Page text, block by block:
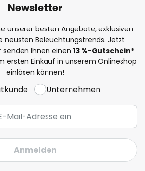
Newsletter
unserer besten Angebote, exklusiven
neusten Beleuchtungstrends. Jetzt
senden Ihnen einen 13 %-Gutschein*
ersten Einkauf in unserem Onlineshop
einlösen können!
Unternehmen
Anmelden